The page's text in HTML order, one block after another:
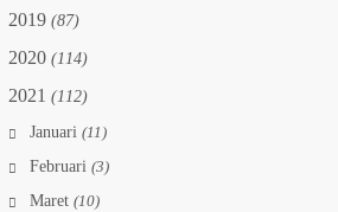
2019(87)
2020(114)
2021(112)
Januari(11)
Februari(3)
Maret(10)